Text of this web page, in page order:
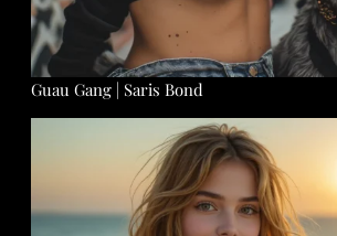
Guau Gang | Saris Bond